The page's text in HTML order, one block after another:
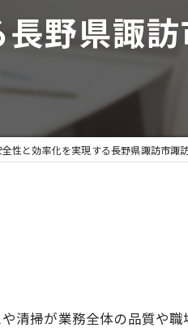
野県諏
性と効率化を実現する長野県諏訪市諏
清掃が業務全体の品質や職